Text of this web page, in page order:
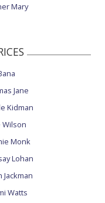
Mary
Jane
Kidman
Wilson
Monk
Lohan
Jackman
Watts